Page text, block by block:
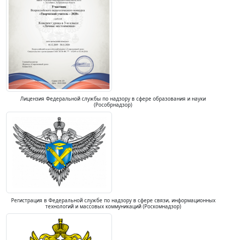
Лицензия Федеральной службы по надзору в сфере образования и науки
(Рособрнадзор)
Регистрация в Федеральной службе по надзору в сфере связи, информационных
технологий и массовых коммуникаций (Роскомнадзор)